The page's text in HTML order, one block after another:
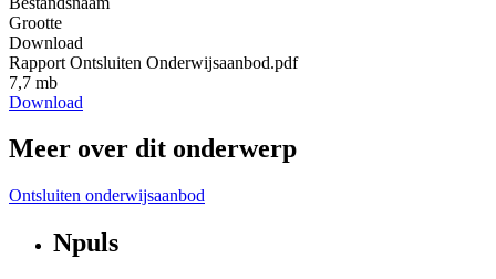
Grootte
Download
Rapport Ontsluiten Onderwijsaanbod.pdf
7,7 mb
Download
Meer over dit onderwerp
Ontsluiten onderwijsaanbod
Npuls